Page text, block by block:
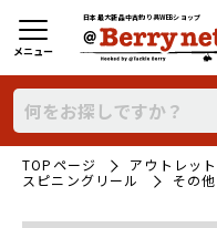
日本最大新品中古釣り具WEBショップ
メニュー
TOPページ アウトレット
スピニングリール
その他